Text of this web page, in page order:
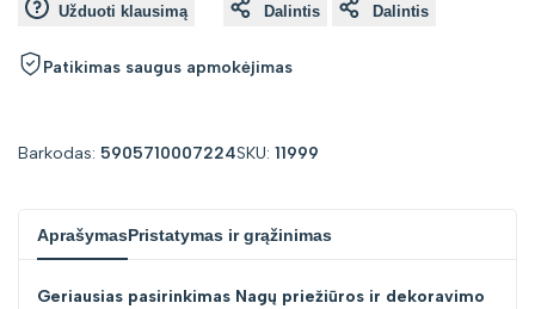
value
"product"
kiekį
prekei
"product"
kiekį
prekei
Užduoti klausimą Dalintis Dalintis
Patikimas saugus apmokėjimas
Barkodas: 5905710007224SKU: 11999
AprašymasPristatymas ir grąžinimas
Geriausias pasirinkimas Nagų priežiūros ir dekoravimo